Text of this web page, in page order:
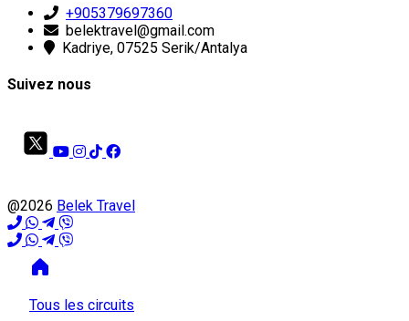
+905379697360
belektravel@gmail.com
Kadriye, 07525 Serik/Antalya
Suivez nous
@2026 Belek Travel
Tous les circuits